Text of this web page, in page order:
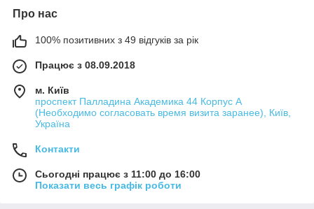
Про нас
100% позитивних з 49 відгуків за рік
Працює з 08.09.2018
м. Київ
проспект Палладина Академика 44 Корпус А
(Необходимо согласовать время визита заранее), Київ,
Україна
Контакти
Сьогодні працює з 11:00 до 16:00
Показати весь графік роботи